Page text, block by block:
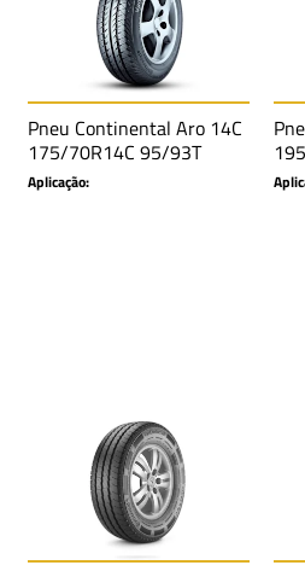
Pneu Continental Aro 14C
175/70R14C 95/93T
VancoContact 2 6PR
Aplicação: